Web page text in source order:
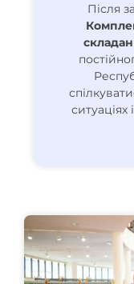
Після
ситуаціях і